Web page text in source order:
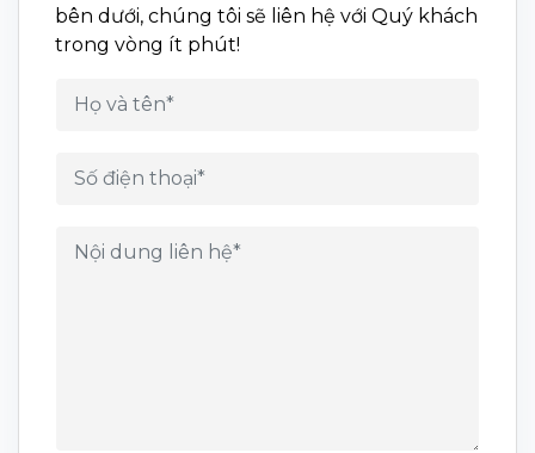
bên dưới, chúng tôi sẽ liên hệ với Quý khách
trong vòng ít phút!